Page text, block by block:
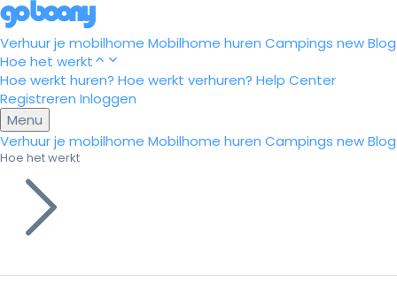
Verhuur je mobilhome Mobilhome huren Campings newBlog
Hoe het werkt
Hoe werkt huren? Hoe werkt verhuren? Help Center
Registreren Inloggen
Menu
Verhuur je mobilhome Mobilhome huren Campings newBlog
Hoe het werkt